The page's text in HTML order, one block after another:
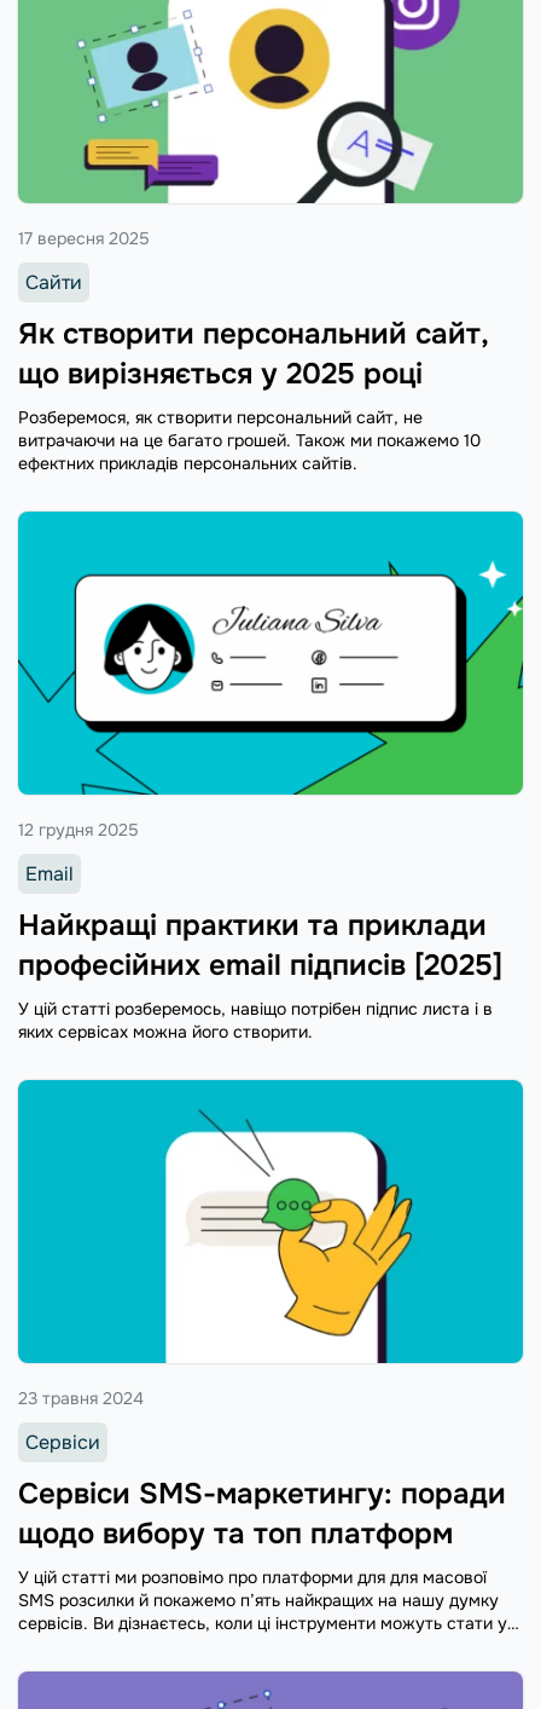
Як створити персональний сайт,
що вирізняється у 2025 році
17 вересня 2025
Сайти
Розберемося, як створити персональний сайт, не
витрачаючи на це багато грошей. Також ми покажемо 10
ефектних прикладів персональних сайтів.
Найкращі практики та приклади
професійних email підписів [2025]
12 грудня 2025
Email
У цій статті розберемось, навіщо потрібен підпис листа і в
яких сервісах можна його створити.
Сервіси SMS-маркетингу: поради
щодо вибору та топ платформ
23 травня 2024
Сервіси
У цій статті ми розповімо про платформи для для масової
SMS розсилки й покажемо п’ять найкращих на нашу думку
сервісів. Ви дізнаєтесь, коли ці інструменти можуть стати у